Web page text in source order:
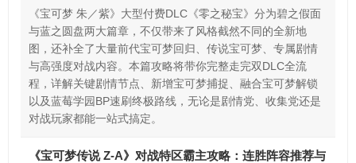
《宝可梦 朱／紫》大型付费DLC《零之秘宝》分为碧之假面
与蓝之圆盘两大篇章，不仅带来了风格截然不同的全新地
图，还补全了大量前代宝可梦回归、传说宝可梦、专属剧情
与高强度对战内容。本篇攻略将带你完整走完双DLC全流
程，详解关键剧情节点、新增宝可梦捕捉、融合宝可梦解锁
以及蓝莓学园BP速刷终极路线，无论是剧情党、收集党还是
对战玩家都能一站式搞定。
《宝可梦传说 Z-A》对战特区霸主攻略：连胜阵容推荐与